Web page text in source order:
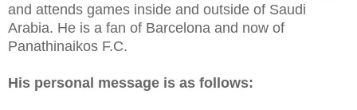
and attends games inside and outside of Saudi
Arabia. He is a fan of Barcelona and now of
Panathinaikos F.C.
His personal message is as follows: